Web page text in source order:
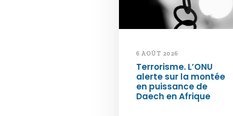
6 AOÛT 2026
Terrorisme. L’ONU
alerte sur la montée
en puissance de
Daech en Afrique